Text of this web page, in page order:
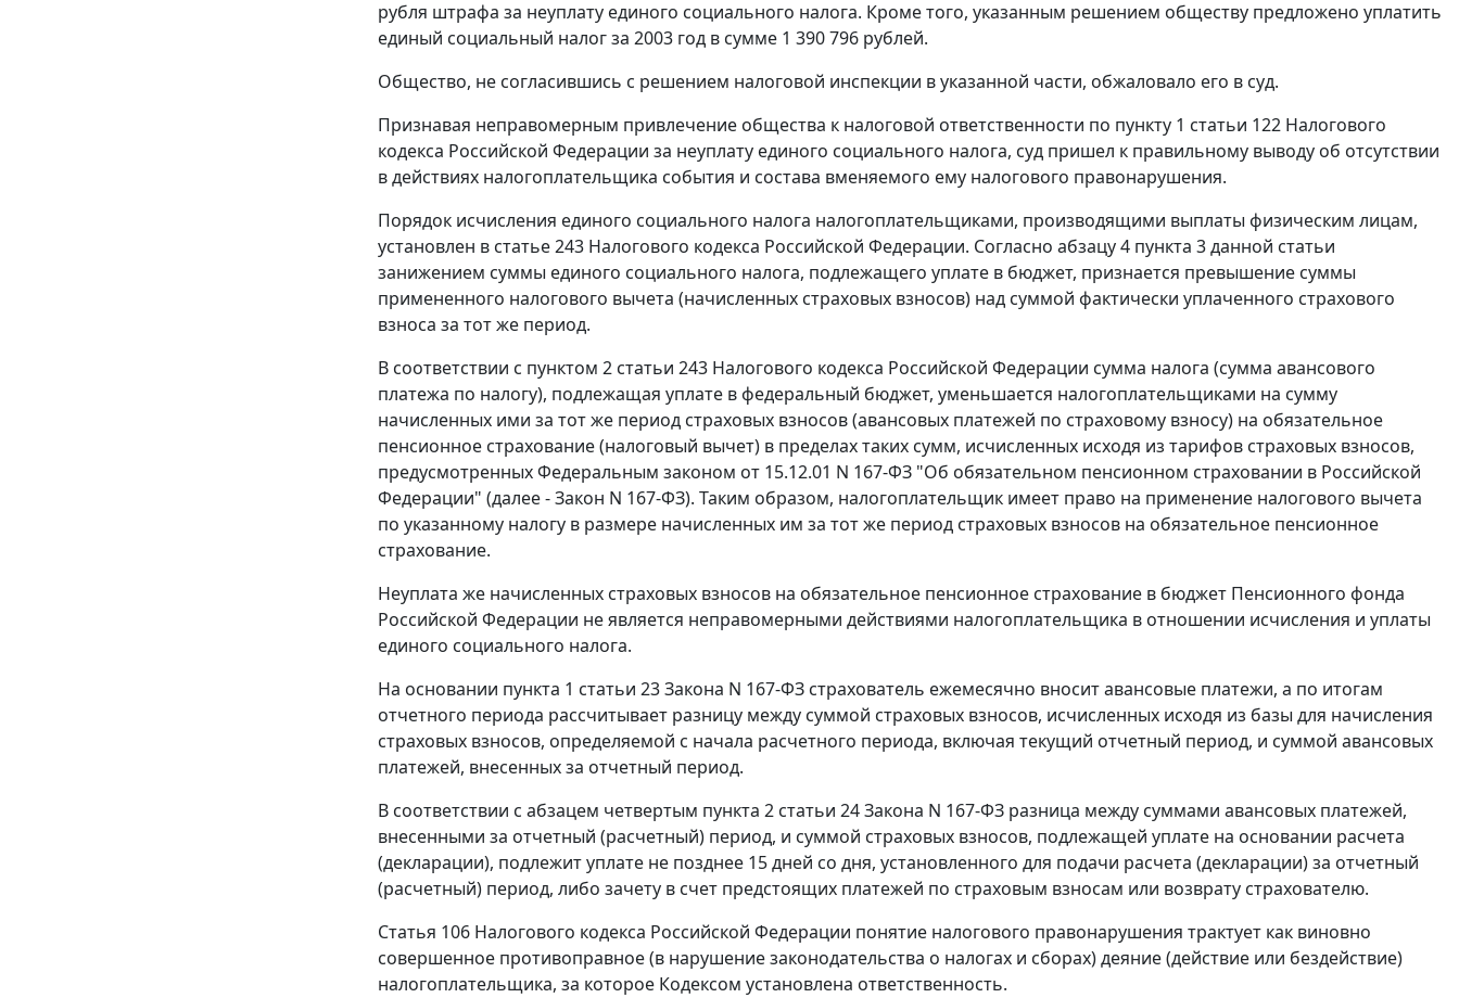
рубля штрафа за неуплату единого социального налога. Кроме того, указанным решением обществу предложено уплатить
единый социальный налог за 2003 год в сумме 1 390 796 рублей.
Общество, не согласившись с решением налоговой инспекции в указанной части, обжаловало его в суд.
Признавая неправомерным привлечение общества к налоговой ответственности по пункту 1 статьи 122 Налогового
кодекса Российской Федерации за неуплату единого социального налога, суд пришел к правильному выводу об отсутствии
в действиях налогоплательщика события и состава вменяемого ему налогового правонарушения.
Порядок исчисления единого социального налога налогоплательщиками, производящими выплаты физическим лицам,
установлен в статье 243 Налогового кодекса Российской Федерации. Согласно абзацу 4 пункта 3 данной статьи
занижением суммы единого социального налога, подлежащего уплате в бюджет, признается превышение суммы
примененного налогового вычета (начисленных страховых взносов) над суммой фактически уплаченного страхового
взноса за тот же период.
В соответствии с пунктом 2 статьи 243 Налогового кодекса Российской Федерации сумма налога (сумма авансового
платежа по налогу), подлежащая уплате в федеральный бюджет, уменьшается налогоплательщиками на сумму
начисленных ими за тот же период страховых взносов (авансовых платежей по страховому взносу) на обязательное
пенсионное страхование (налоговый вычет) в пределах таких сумм, исчисленных исходя из тарифов страховых взносов,
предусмотренныхФедеральным законом от 15.12.01 N 167-ФЗ "Об обязательном пенсионном страховании в Российской
Федерации" (далее -Закон N 167-ФЗ). Таким образом, налогоплательщик имеет право на применение налогового вычета
по указанному налогу в размере начисленных им за тот же период страховых взносов на обязательное пенсионное
страхование.
Неуплата же начисленных страховых взносов на обязательное пенсионное страхование в бюджет Пенсионного фонда
Российской Федерации не является неправомерными действиями налогоплательщика в отношении исчисления и уплаты
единого социального налога.
На основании пункта 1 статьи 23Закона N 167-ФЗ страхователь ежемесячно вносит авансовые платежи, а по итогам
отчетного периода рассчитывает разницу между суммой страховых взносов, исчисленных исходя из базы для начисления
страховых взносов, определяемой с начала расчетного периода, включая текущий отчетный период, и суммой авансовых
платежей, внесенных за отчетный период.
В соответствии с абзацем четвертым пункта 2 статьи 24Закона N 167-ФЗ разница между суммами авансовых платежей,
внесенными за отчетный (расчетный) период, и суммой страховых взносов, подлежащей уплате на основании расчета
(декларации), подлежит уплате не позднее 15 дней со дня, установленного для подачи расчета (декларации) за отчетный
(расчетный) период, либо зачету в счет предстоящих платежей по страховым взносам или возврату страхователю.
Статья 106 Налогового кодекса Российской Федерации понятие налогового правонарушения трактует как виновно
совершенное противоправное (в нарушение законодательства о налогах и сборах) деяние (действие или бездействие)
налогоплательщика, за которое Кодексом установлена ответственность.